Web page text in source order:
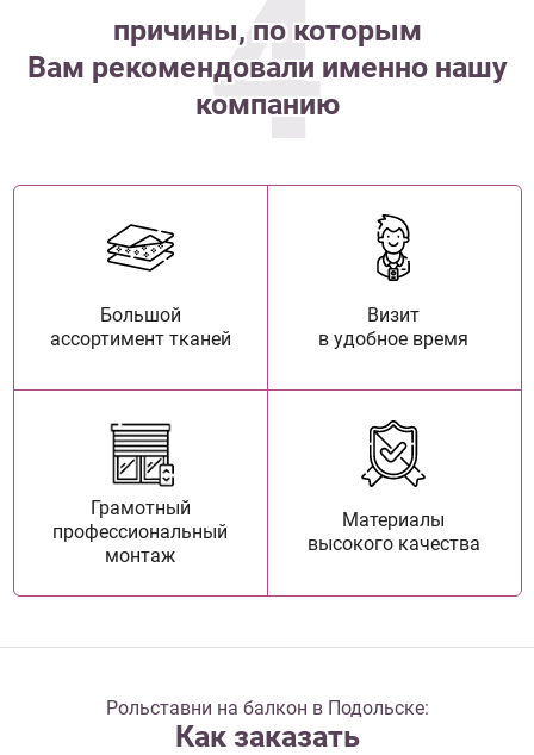
4
причины, по которым
Вам рекомендовали именно нашу
компанию
Большой
ассортимент тканей
Визит
в удобное время
Грамотный
профессиональный
монтаж
Материалы
высокого качества
Рольставни на балкон в Подольске:
Как заказать